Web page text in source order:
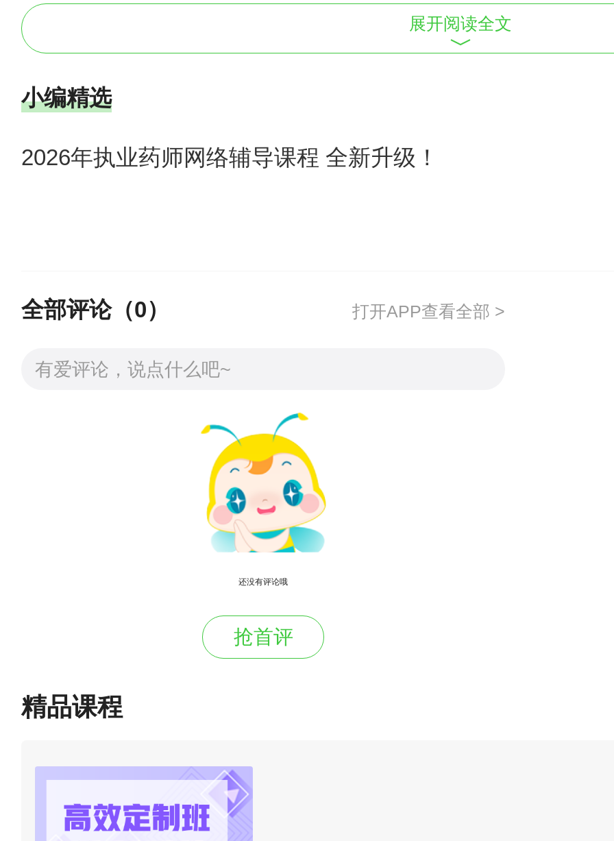
点测试等多种形式，让考生边学边练，达到进一步巩固学习
会提供高含金量考前模拟试题，帮助学员模拟实战，增加通
展开阅读全文
小编精选
2026年执业药师网络辅导课程 全新升级！
全部评论（0） 打开APP查看全部 >
还没有评论哦
抢首评
精品课程